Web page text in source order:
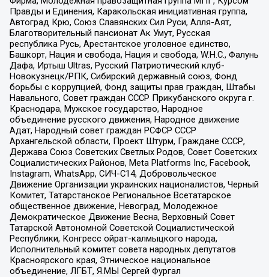
Правды и Единения, Каракольская инициативная группа,
Автоград Крю, Союз Славянских Сил Руси, Алля-Аят,
Благотворительный пансионат Ак Умут, Русская
республика Русь, Арестантское уголовное единство,
Башкорт, Нация и свобода, Нация и свобода, W.H.С., Фалунь
Дафа, Иртыш Ultras, Русский Патриотический клуб-
Новокузнецк/РПК, Сибирский державный союз, Фонд
борьбы с коррупцией, Фонд защиты прав граждан, Штабы
Навального, Совет граждан СССР Прикубанского округа г.
Краснодара, Мужское государство, Народное
объединение русского движения, Народное движение
Адат, Народный совет граждан РСФСР СССР
Архангельской области, Проект Штурм, Граждане СССР,
Держава Союз Советских Светлых Родов, Совет Советских
Социалистических Районов, Meta Platforms Inc, Facebook,
Instagram, WhatsApp, СИЧ-С14, Добровольческое
Движение Организации украинских националистов, Черный
Комитет, Татарстанское Региональное Всетатарское
общественное движение, Невоград, Молодежное
Демократическое Движение Весна, Верховный Совет
Татарской Автономной Советской Социалистической
Республики, Конгресс ойрат-калмыцкого народа,
Исполнительный комитет совета народных депутатов
Красноярского края, Этническое национальное
объединение, ЛГБТ, Я.МЫ Сергей Фургал